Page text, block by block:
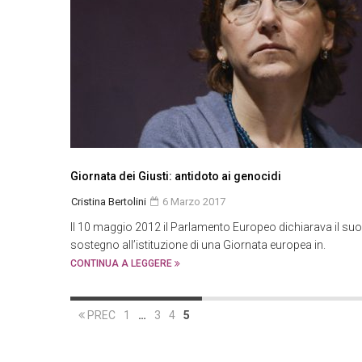
Giornata dei Giusti: antidoto ai genocidi
Cristina Bertolini 6 Marzo 2017
Il 10 maggio 2012 il Parlamento Europeo dichiarava il suo
sostegno all’istituzione di una Giornata europea in.
CONTINUA A LEGGERE
PREC 1 … 3 4 5